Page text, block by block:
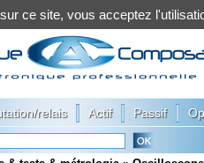
relais Actif Passif
ce site, vous acceptez